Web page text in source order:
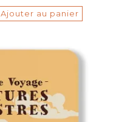
Ajouter au panier